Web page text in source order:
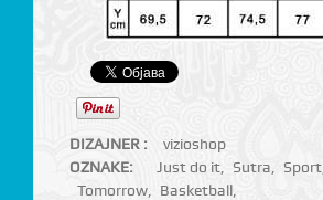
DIZAJNER :
vizioshop
OZNAKE:
Just do it, Sutra Sport,
Tomorrow, Basketball,